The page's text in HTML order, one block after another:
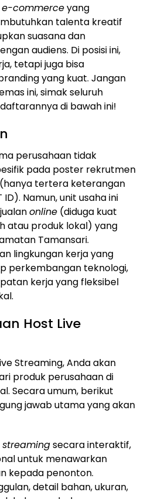
e-commerceyang
talenta kreatif
suasana dan
audiens. Di posisi ini,
tetapi juga bisa
yang kuat. Jangan
ini, simak seluruh
di bawah ini!
perusahaan tidak
pada poster rekrutmen
(hanya tertera keterangan
Namun, unit usaha ini
online (diduga kuat
atau produk lokal) yang
Tamansari.
lingkungan kerja yang
perkembangan teknologi,
kerja yang fleksibel
Host Live
Streaming, Anda akan
produk perusahaan di
Secara umum, berikut
jawab utama yang akan
streamingsecara interaktif,
untuk menawarkan
kepada penonton.
detail bahan, ukuran,